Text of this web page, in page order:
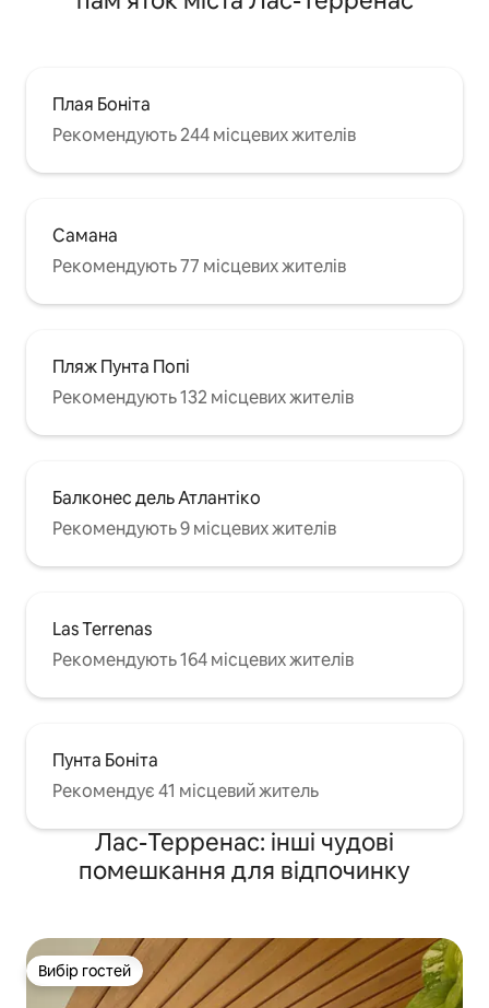
Плая Боніта
Рекомендують 244 місцевих жителів
Самана
Рекомендують 77 місцевих жителів
Пляж Пунта Попі
Рекомендують 132 місцевих жителів
Балконес дель Атлантіко
Рекомендують 9 місцевих жителів
Las Terrenas
Рекомендують 164 місцевих жителів
Пунта Боніта
Рекомендує 41 місцевий житель
Лас-Терренас: інші чудові
помешкання для відпочинку
Вибір гостей
Вибір гостей